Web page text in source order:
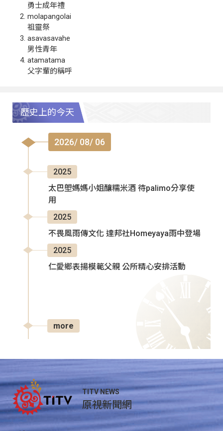
勇士成年禮
molapangolai
祖靈祭
asavasavahe
男性青年
atamatama
父字輩的稱呼
歷史上的今天
2026/ 08/ 06
2025
太巴塱媽媽小姐釀糯米酒 待palimo分享使
用
2025
不畏風雨傳文化 達邦社Homeyaya雨中登場
2025
仁愛鄉表揚模範父親 公所精心安排活動
more
TITV NEWS
原視新聞網